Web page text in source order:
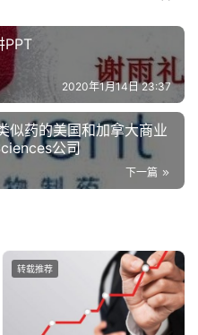
PPT
2020年1月14日 23:37
似药的美国和加拿大商业
公司
下一篇
转载推荐